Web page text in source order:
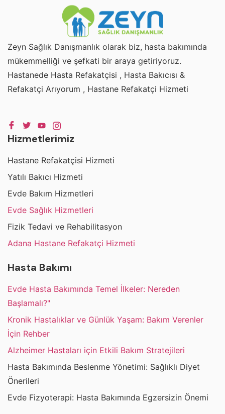
Zeyn Sağlık Danışmanlık olarak biz, hasta bakımında
mükemmelliği ve şefkati bir araya getiriyoruz.
Hastanede Hasta Refakatçisi , Hasta Bakıcısı &
Refakatçi Arıyorum , Hastane Refakatçi Hizmeti
Hizmetlerimiz
Hastane Refakatçisi Hizmeti
Yatılı Bakıcı Hizmeti
Evde Bakım Hizmetleri
Evde Sağlık Hizmetleri
Fizik Tedavi ve Rehabilitasyon
Adana Hastane Refakatçi Hizmeti
Hasta Bakımı
Evde Hasta Bakımında Temel İlkeler: Nereden
Başlamalı?"
Kronik Hastalıklar ve Günlük Yaşam: Bakım Verenler
İçin Rehber
Alzheimer Hastaları için Etkili Bakım Stratejileri
Hasta Bakımında Beslenme Yönetimi: Sağlıklı Diyet
Önerileri
Evde Fizyoterapi: Hasta Bakımında Egzersizin Önemi